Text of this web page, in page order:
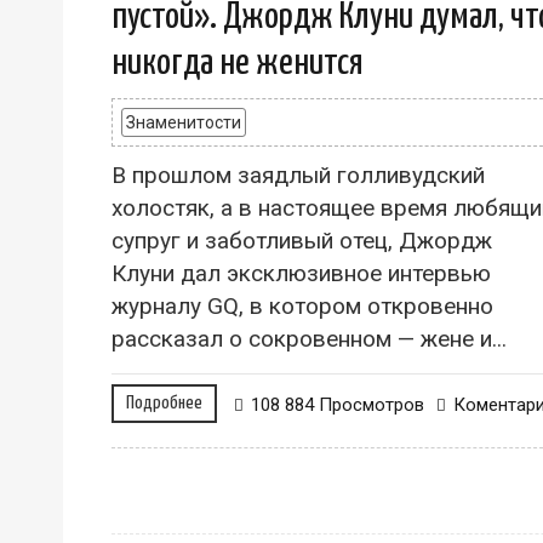
пустой». Джордж Клуни думал,
никогда не женится
Знаменитости
В прошлом заядлый голливудский
холостяк, а в настоящее время
супруг и заботливый отец, Джордж
Клуни дал эксклюзивное интервью
журналу GQ, в котором откровенно
рассказал о сокровенном — жене и...
Подробнее 108 884 Просмотров